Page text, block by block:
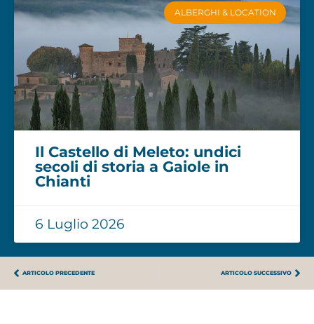
ALBERGHI & LOCATION
Il Castello di Meleto: undici
secoli di storia a Gaiole in
Chianti
6 Luglio 2026
ARTICOLO PRECEDENTE ARTICOLO SUCCESSIVO